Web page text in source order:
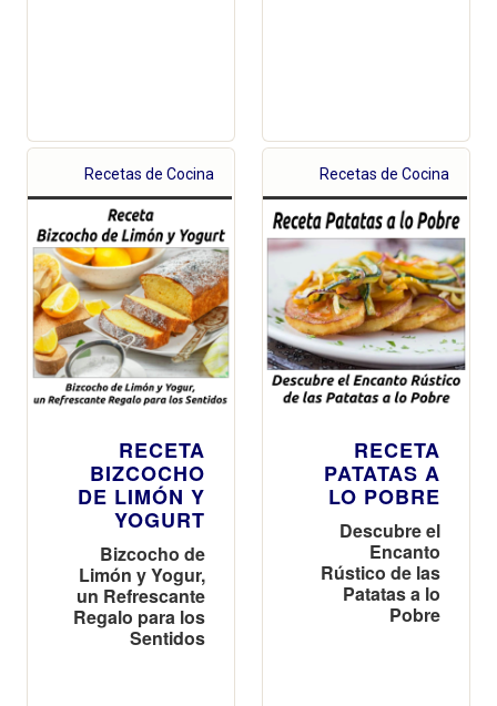
Recetas de Cocina
RECETA
BIZCOCHO
DE LIMÓN Y
YOGURT
Bizcocho de
Limón y Yogur,
un Refrescante
Regalo para los
Sentidos
Recetas de Cocina
RECETA
PATATAS A
LO POBRE
Descubre el
Encanto
Rústico de las
Patatas a lo
Pobre